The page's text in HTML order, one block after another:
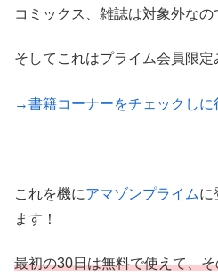
コミックス、雑誌は対象外なの
そしてこれはプライム会員限定
→書籍コーナーをチェックしに
これを機にアマゾンプライムに
ます！
最初の30日は無料で使えて、